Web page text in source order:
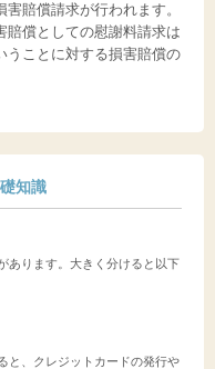
賠償請求が行われます。
賠償としての慰謝料請求は
うことに対する損害賠償の
知識
あります。大きく分けると以下
と、クレジットカードの発行や